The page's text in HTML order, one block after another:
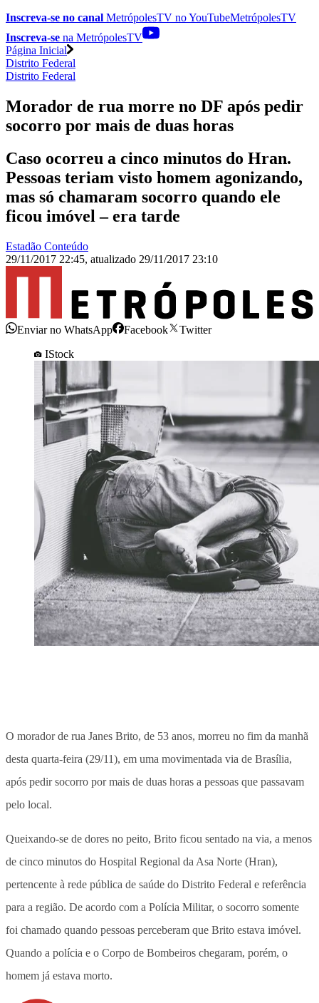
Inscreva-se no canal MetrópolesTV noYouTubeMetrópolesTV
Inscreva-se na MetrópolesTV
Página Inicial
Distrito Federal
Distrito Federal
Morador de rua morre no DF após pedir
socorro por mais de duas horas
Caso ocorreu a cinco minutos do Hran.
Pessoas teriam visto homem agonizando,
mas só chamaram socorro quando ele
ficou imóvel – era tarde
Estadão Conteúdo
29/11/2017 22:45, atualizado 29/11/2017 23:10
Enviar no WhatsApp Facebook
Twitter
IStock
O morador de rua Janes Brito, de 53 anos, morreu no fim da manhã
desta quarta-feira (29/11), em uma movimentada via de Brasília,
após pedir socorro por mais de duas horas a pessoas que passavam
pelo local.
Queixando-se de dores no peito, Brito ficou sentado na via, a menos
de cinco minutos do Hospital Regional da Asa Norte (Hran),
pertencente à rede pública de saúde do Distrito Federal e referência
para a região. De acordo com a Polícia Militar, o socorro somente
foi chamado quando pessoas perceberam que Brito estava imóvel.
Quando a polícia e o Corpo de Bombeiros chegaram, porém, o
homem já estava morto.